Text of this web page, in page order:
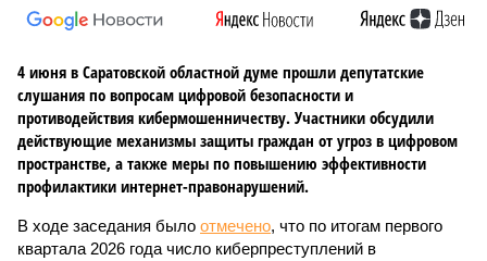
4 июня в Саратовской областной думе прошли депутатские
слушания по вопросам цифровой безопасности и
противодействия кибермошенничеству. Участники обсудили
действующие механизмы защиты граждан от угроз в цифровом
пространстве, а также меры по повышению эффективности
профилактики интернет-правонарушений.
В ходе заседания было отмечено, что по итогам первого
квартала 2026 года число киберпреступлений в